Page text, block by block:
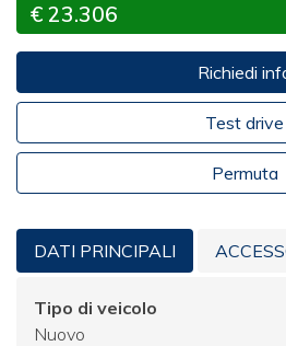
€ 23.306
Richiedi
Test drive
Permuta
DATI PRINCIPALI
Tipo di veicolo
Nuovo